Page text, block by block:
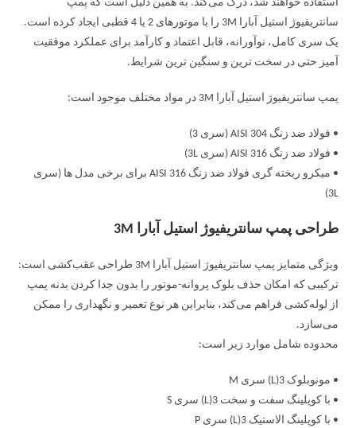
استفاده خواهند شد، درک می‌کند. به همین دلیل است که پمپ
سانتریفیوژ استیل آبارا 3M را با موتورهای 2 یا 4 قطبی ایجاد کرده است.
یک سری کامل، نوآورانه، قابل اعتماد و کارآمد برای عملکرد موفقیت
آمیز حتی در سخت ترین و سنگین ترین شرایط.
پمپ سانتریفیوژ استیل آبارا 3M در مواد مختلف موجود است:
• فولاد ضد زنگ AISI 304 (سری 3)
• فولاد ضد زنگ AISI 316 (سری 3L)
• میکرو ریخته گری فولاد ضد زنگ AISI 316 برای برخی مدل ها (سری
3L)
طراحی پمپ سانتریفیوژ استیل آبارا 3M
ویژگی متمایز پمپ سانتریفیوژ استیل آبارا 3M طراحی عقب‌کشی است:
ترکیبی که امکان حذف بلوک پروانه-موتور را بدون جدا کردن بدنه پمپ
از لوله‌کشی فراهم می‌کند، بنابراین هر نوع تعمیر و نگهداری را ممکن
می‌سازد.
محدوده شامل موارد زیر است:
• مونوبلوک 3(L) سری M
• با کوپلینگ سفت و سخت 3(L) سری S
• با کوپلینگ الاستیک 3(L) سری P